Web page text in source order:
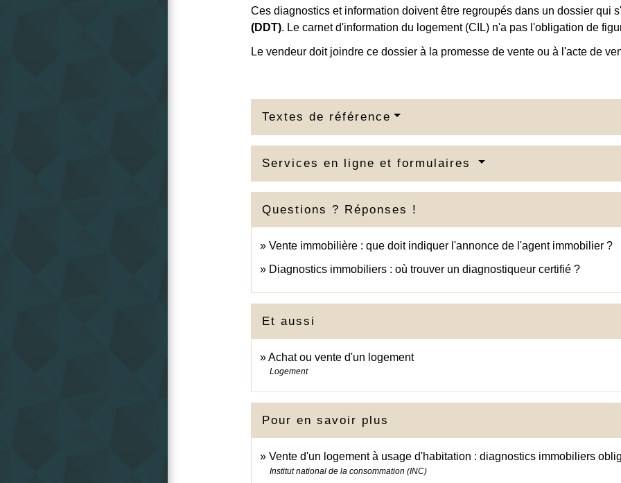
Ces diagnostics et information doivent être regroupés dans un dossier qui
(DDT). Le carnet d'information du logement (CIL) n'a pas l'obligation de
Le vendeur doit joindre ce dossier à la promesse de vente ou à l'acte de
Textes de référence
Services en ligne et formulaires
Questions ? Réponses !
Vente immobilière : que doit indiquer l'annonce de l'agent immobilier ?
Diagnostics immobiliers : où trouver un diagnostiqueur certifié ?
Et aussi
Achat ou vente d'un logement
Logement
Pour en savoir plus
Vente d'un logement à usage d'habitation : diagnostics immobiliers
Institut national de la consommation (INC)